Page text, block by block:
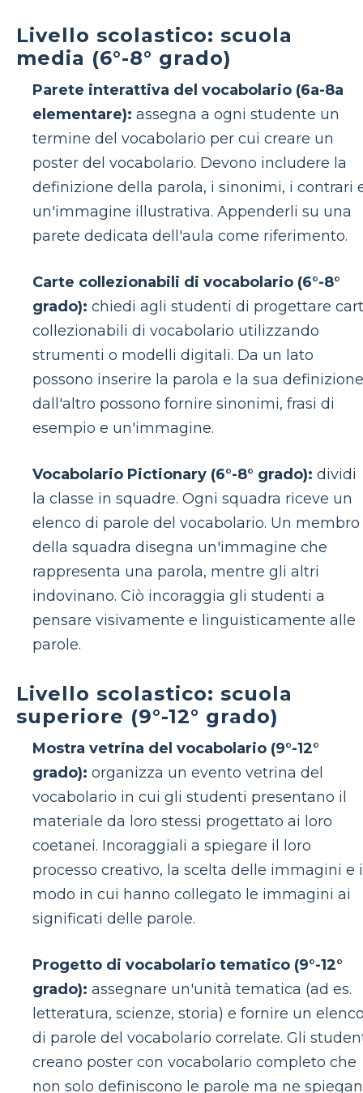
Livello scolastico: scuola
media (6°-8° grado)
Parete interattiva del vocabolario (6a-8a
elementare): assegna a ogni studente un
termine del vocabolario per cui creare un
poster del vocabolario. Devono includere la
definizione della parola, i sinonimi, i contrari
un'immagine illustrativa. Appenderli su una
parete dedicata dell'aula come riferimento.
Carte collezionabili di vocabolario (6°-8°
grado): chiedi agli studenti di progettare
collezionabili di vocabolario utilizzando
strumenti o modelli digitali. Da un lato
possono inserire la parola e la sua
dall'altro possono fornire sinonimi, frasi di
esempio e un'immagine.
Vocabolario Pictionary (6°-8° grado): dividi
la classe in squadre. Ogni squadra riceve un
elenco di parole del vocabolario. Un membro
della squadra disegna un'immagine che
rappresenta una parola, mentre gli altri
indovinano. Ciò incoraggia gli studenti a
pensare visivamente e linguisticamente alle
parole.
Livello scolastico: scuola
superiore (9°-12° grado)
Mostra vetrina del vocabolario (9°-12°
grado): organizza un evento vetrina del
vocabolario in cui gli studenti presentano il
materiale da loro stessi progettato ai loro
coetanei. Incoraggiali a spiegare il loro
processo creativo, la scelta delle immagini e
modo in cui hanno collegato le immagini ai
significati delle parole.
Progetto di vocabolario tematico (9°-12°
grado): assegnare un'unità tematica (ad es.
letteratura, scienze, storia) e fornire un
di parole del vocabolario correlate. Gli
creano poster con vocabolario completo che
non solo definiscono le parole ma ne